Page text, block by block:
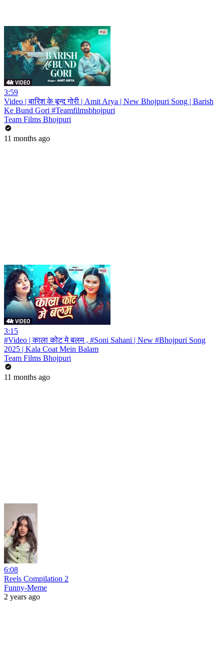
3:59
Video | बारिश के बून्द गोरी | Amit Arya | New Bhojpuri Song | Barish
Ke Bund Gori #Teamfilmsbhojpuri
Team Films Bhojpuri
11 months ago
3:15
#Video | काला कोट मे बलम , #Soni Sahani | New #Bhojpuri Song
2025 | Kala Coat Mein Balam
Team Films Bhojpuri
11 months ago
6:08
Reels Compilation 2
Funny-Meme
2 years ago